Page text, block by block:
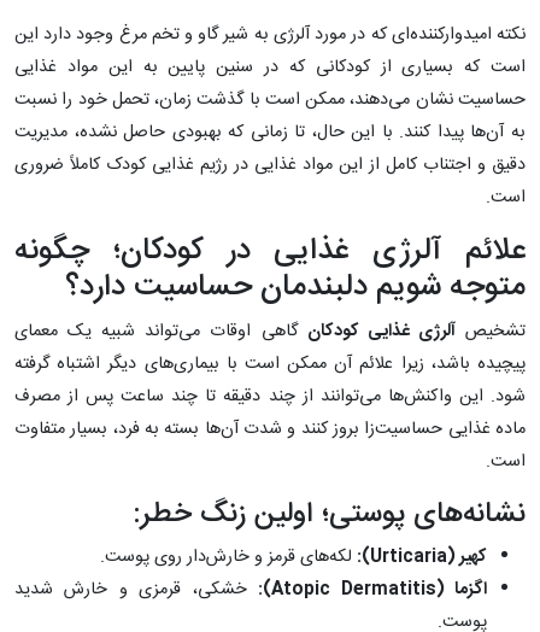
نکته امیدوارکننده‌ای که در مورد آلرژی به شیر گاو و تخم مرغ وجود دارد این
است که بسیاری از کودکانی که در سنین پایین به این مواد غذایی
حساسیت نشان می‌دهند، ممکن است با گذشت زمان، تحمل خود را نسبت
به آن‌ها پیدا کنند. با این حال، تا زمانی که بهبودی حاصل نشده، مدیریت
دقیق و اجتناب کامل از این مواد غذایی در رژیم غذایی کودک کاملاً ضروری
است.
علائم آلرژی غذایی در کودکان؛ چگونه
متوجه شویم دلبندمان حساسیت دارد؟
تشخیصآلرژی غذایی کودکان گاهی اوقات می‌تواند شبیه یک معمای
پیچیده باشد، زیرا علائم آن ممکن است با بیماری‌های دیگر اشتباه گرفته
شود. این واکنش‌ها می‌توانند از چند دقیقه تا چند ساعت پس از مصرف
ماده غذایی حساسیت‌زا بروز کنند و شدت آن‌ها بسته به فرد، بسیار متفاوت
است.
نشانه‌های پوستی؛ اولین زنگ خطر:
کهیر (Urticaria
): لکه‌های قرمز و خارش‌دار روی پوست.
اگزما (Atopic Dermatitis
): خشکی، قرمزی و خارش شدید
پوست.